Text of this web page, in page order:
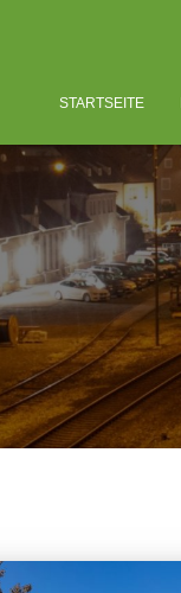
STARTSEITE